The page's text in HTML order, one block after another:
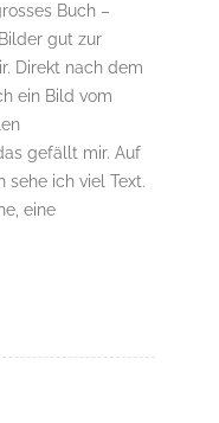
Buch –
gut zur
Direkt nach dem
ein Bild vom
gefällt mir. Auf
sehe ich viel Text.
eine